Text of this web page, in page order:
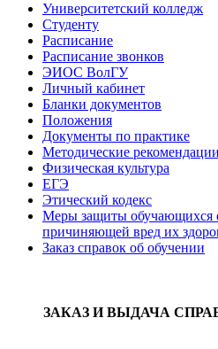
Университетский колледж
Студенту
Расписание
Расписание звонков
ЭИОС ВолГУ
Личный кабинет
Бланки документов
Положения
Документы по практике
Методические рекомендации
Физическая культура
ЕГЭ
Этический кодекс
Меры защиты обучающихся
причиняющей вред их
Заказ справок об обучении
ЗАКАЗ И ВЫДАЧА